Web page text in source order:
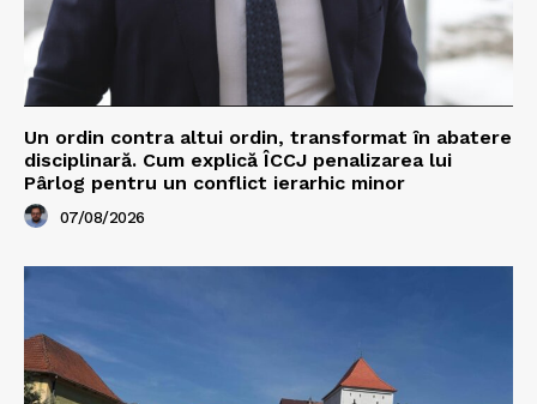
Un ordin contra altui ordin, transformat în abatere
disciplinară. Cum explică ÎCCJ penalizarea lui
Pârlog pentru un conflict ierarhic minor
07/08/2026